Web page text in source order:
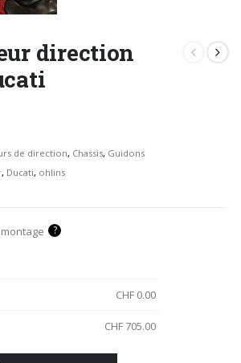
direction
de direction, Chassis, Guidons
, Ducati, ohlins
?
CHF 0.00
CHF 705.00